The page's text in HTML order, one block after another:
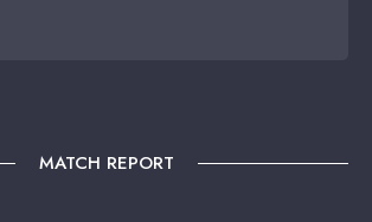
MATCH REPORT